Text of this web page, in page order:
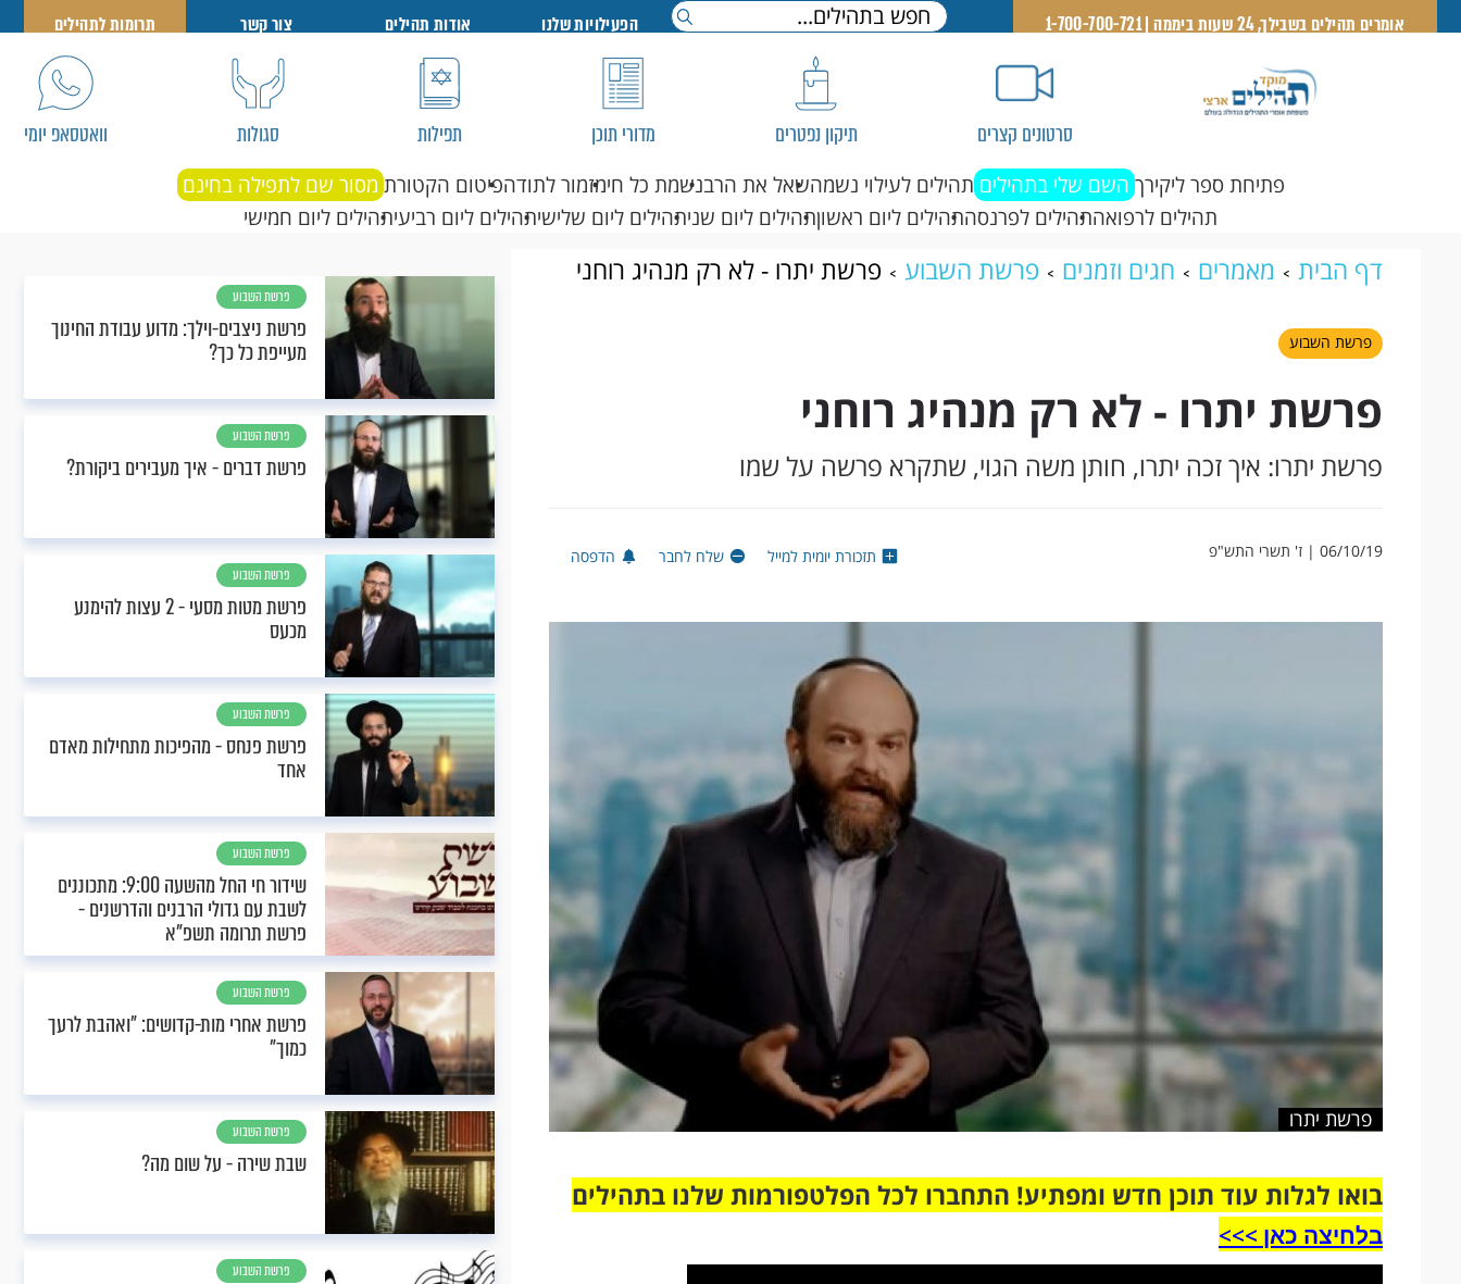
אומרים תהילים בשבילך, 24 שעות ביממה | 1-700-700-721 הפעילויות שלנו אודות תהילים צור קשר תרומות לתהילים
סרטונים קצרים תיקון נפטרים מדורי תוכן תפילות סגולות וואטסאפ יומי
פתיחת ספר ליקירך השם שלי בתהילים תהילים לעילוי נשמהשאל את הרבנשמת כל חימזמור לתודהפיטום הקטורת מסור שם לתפילה בחינם
תהילים לרפואהתהילים לפרנסהתהילים ליום ראשוןתהילים ליום שניתהילים ליום שלישיתהילים ליום רביעיתהילים ליום חמישי
דף הבית מאמרים חגים וזמנים פרשת השבוע פרשת יתרו - לא רק מנהיג רוחני
פרשת השבוע
פרשת יתרו - לא רק מנהיג רוחני
פרשת יתרו: איך זכה יתרו, חותן משה הגוי, שתקרא פרשה על שמו
06/10/19 | ז' תשרי התש"פ תזכורת יומית למייל שלח לחבר הדפסה
פרשת יתרו
בואו לגלות עוד תוכן חדש ומפתיע! התחברו לכל הפלטפורמות שלנו בתהילים
בלחיצה כאן >>>​
פרשת השבוע
פרשת ניצבים-וילך: מדוע עבודת החינוך
מעייפת כל כך?
פרשת השבוע
פרשת דברים - איך מעבירים ביקורת?
פרשת השבוע
פרשת מטות מסעי - 2 עצות להימנע
מכעס
פרשת השבוע
פרשת פנחס - מהפיכות מתחילות מאדם
אחד
פרשת השבוע
שידור חי החל מהשעה 9:00: מתכוננים
לשבת עם גדולי הרבנים והדרשנים -
פרשת תרומה תשפ"א
פרשת השבוע
פרשת אחרי מות-קדושים: "ואהבת לרעך
כמוך"
פרשת השבוע
שבת שירה - על שום מה?
פרשת השבוע